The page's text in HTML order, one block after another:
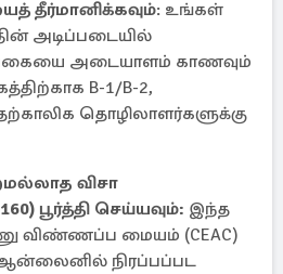
தீர்மானிக்கவும்: உங்கள்
அடிப்படையில்
அடையாளம் காணவும்
B-1/B-2,
தொழிலாளர்களுக்கு
விசா
பூர்த்தி செய்யவும்: இந்த
விண்ணப்ப மையம் (CEAC)
நிரப்பப்பட